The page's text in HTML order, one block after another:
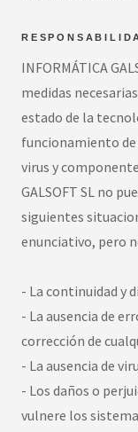
INFORMÁTICA
medidas
estado de la
funcionamiento de
virus y
GALSOFT SL no
siguientes
enunciativo, pero
- La continuidad y
- La ausencia de
corrección de
- La ausencia de
- Los daños o
vulnere los